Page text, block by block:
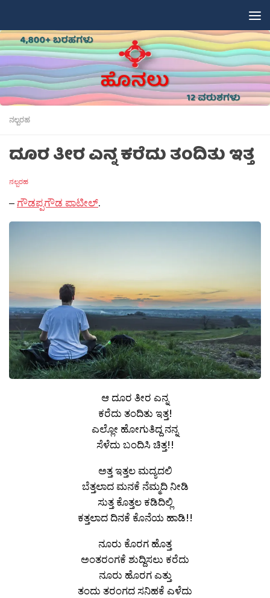
ನಲ್ಬರಹ
ದೂರ ತೀರ ಎನ್ನ ಕರೆದು ತಂದಿತು ಇತ್ತ
ನಲ್ಬರಹ
– ಗೌಡಪ್ಪಗೌಡ ಪಾಟೀಲ್.
ಆ ದೂರ ತೀರ ಎನ್ನ
ಕರೆದು ತಂದಿತು ಇತ್ತ!
ಎಲ್ಲೋ ಹೋಗುತಿದ್ದ ನನ್ನ
ಸೆಳೆದು ಬಂದಿಸಿ ಚಿತ್ತ!!
ಅತ್ತ ಇತ್ತಲ ಮದ್ಯದಲಿ
ಬೆತ್ತಲಾದ ಮನಕೆ ನೆಮ್ಮದಿ ನೀಡಿ
ಸುತ್ತ ಕೊತ್ತಲ ಕಡಿದಿಲ್ಲಿ
ಕತ್ತಲಾದ ದಿನಕೆ ಕೊನೆಯ ಹಾಡಿ!!
ನೂರು ಕೊರಗ ಹೊತ್ತ
ಅಂತರಂಗಕೆ ಶುದ್ದಿಸಲು ಕರೆದು
ನೂರು ಹೊರಗ ಎತ್ತು
ತಂದು ತರಂಗದ ಸನಿಹಕೆ ಎಳೆದು